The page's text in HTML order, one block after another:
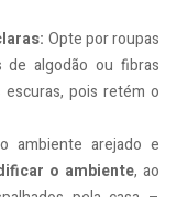
Opte por roupas
de algodão ou fibras
pois retém o
ambiente arejado e
o ambiente, ao